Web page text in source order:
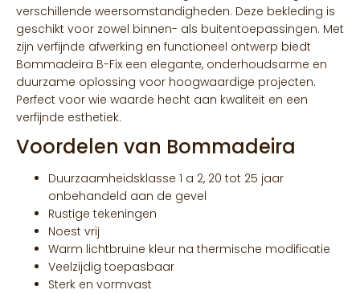
verschillende weersomstandigheden. Deze bekleding is
geschikt voor zowel binnen- als buitentoepassingen. Met
zijn verfijnde afwerking en functioneel ontwerp biedt
Bommadeira B-Fix een elegante, onderhoudsarme en
duurzame oplossing voor hoogwaardige projecten.
Perfect voor wie waarde hecht aan kwaliteit en een
verfijnde esthetiek.
Voordelen van Bommadeira
Duurzaamheidsklasse 1 a 2, 20 tot 25 jaar
onbehandeld aan de gevel
Rustige tekeningen
Noest vrij
Warm lichtbruine kleur na thermische modificatie
Veelzijdig toepasbaar
Sterk en vormvast